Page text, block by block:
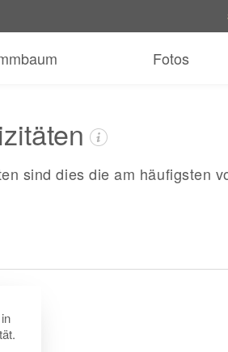
Fotos
sind dies die am häufigsten